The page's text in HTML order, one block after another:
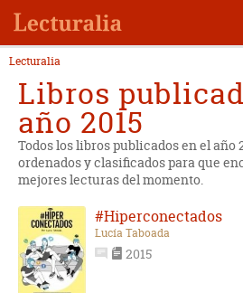
Lecturalia
Libros
año 2015
Todos los libros publicados en el año
ordenados y clasificados para que
mejores lecturas del momento.
#Hiperconectados
Lucía Taboada
2015